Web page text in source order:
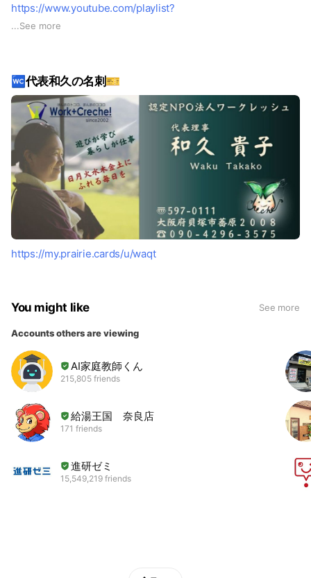
https://www.youtube.com/playlist?
list=PLVze0m7TBO7wXmeSAGIx0dwN3mg0VivjY
...See more
🚾代表和久の名刺🎫
https://my.prairie.cards/u/waqt
You might like See more
Accounts others are viewing
AI家庭教師くん
215,805 friends
給湯王国 奈良店
171 friends
進研ゼミ
15,549,219 friends